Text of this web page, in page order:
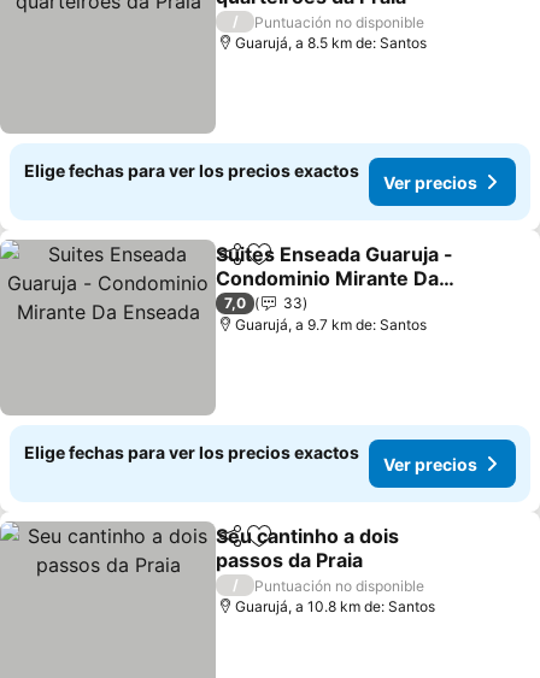
Ver precios
/
Puntuación no disponible
Guarujá, a 8.5 km de: Santos
Elige fechas para ver los precios exactos
Ver precios
CompartirAgregar a favoritos
Suites Enseada Guaruja -
Condominio Mirante Da
Enseada
Ver precios
7,0
33
Guarujá, a 9.7 km de: Santos
Elige fechas para ver los precios exactos
Ver precios
CompartirAgregar a favoritos
Seu cantinho a dois
passos da Praia
Ver precios
/
Puntuación no disponible
Guarujá, a 10.8 km de: Santos